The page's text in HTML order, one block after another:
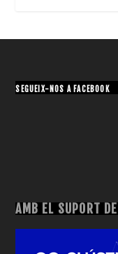
SEGUEIX-NOS A FACEBOOK
AMB EL SUPORT